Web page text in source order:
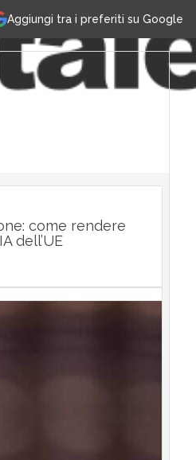
Aggiungi tra i preferiti su Google
come rendere
dell’UE